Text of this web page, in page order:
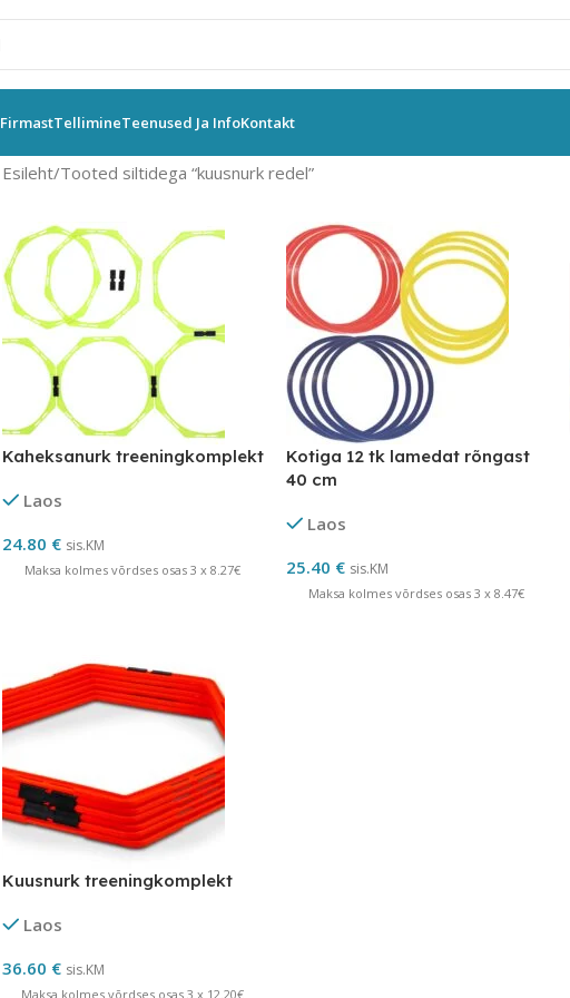
FirmastTellimineTeenused Ja InfoKontakt
Esileht Tooted siltidega “kuusnurk redel”
Kaheksanurk treeningkomplekt
Laos
24.80 € sis.KM
Maksa kolmes võrdses osas 3 x 8.27€
Kotiga 12 tk lamedat rõngast
40 cm
Laos
25.40 € sis.KM
Maksa kolmes võrdses osas 3 x 8.47€
Kuusnurk treeningkomplekt
Laos
36.60 € sis.KM
Maksa kolmes võrdses osas 3 x 12.20€